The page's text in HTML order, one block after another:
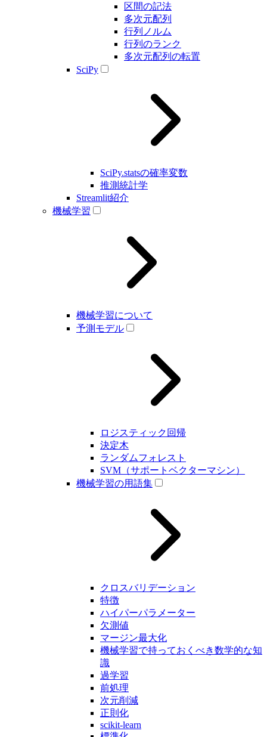
区間の記法
多次元配列
行列ノルム
行列のランク
多次元配列の転置
SciPy
SciPy.statsの確率変数
推測統計学
Streamlit紹介
機械学習
機械学習について
予測モデル
ロジスティック回帰
決定木
ランダムフォレスト
SVM（サポートベクターマシン）
機械学習の用語集
クロスバリデーション
特徴
ハイパーパラメーター
欠測値
マージン最大化
機械学習で持っておくべき数学的な知
識
過学習
前処理
次元削減
正則化
scikit-learn